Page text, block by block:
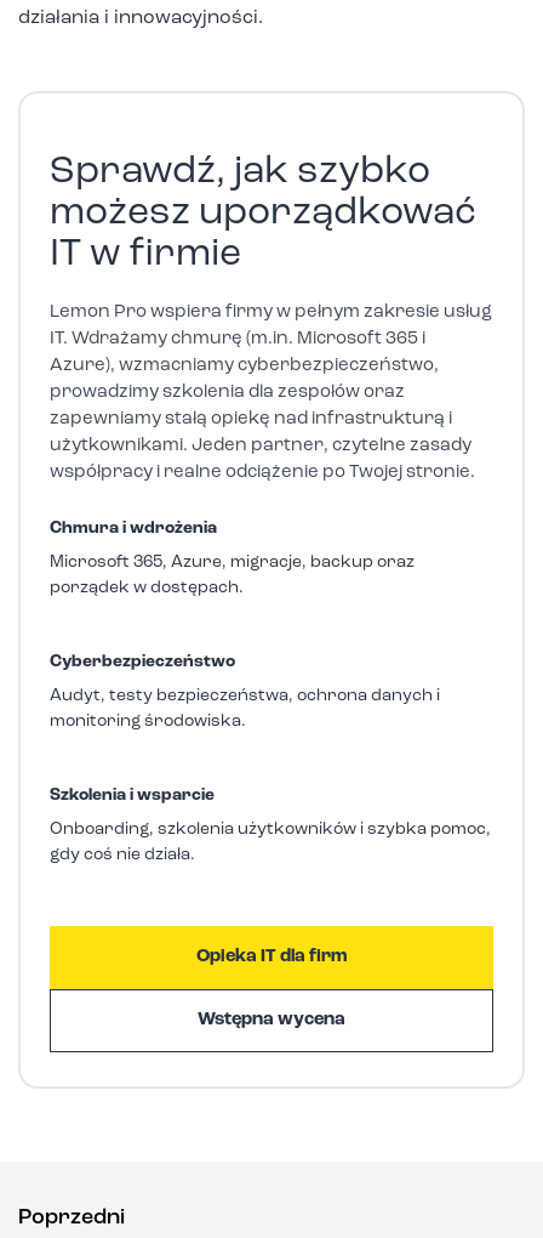
działania i innowacyjności.
Sprawdź, jak szybko
możesz uporządkować
IT w firmie
Lemon Pro wspiera firmy w pełnym zakresie usług
IT. Wdrażamy chmurę (m.in. Microsoft 365 i
Azure), wzmacniamy cyberbezpieczeństwo,
prowadzimy szkolenia dla zespołów oraz
zapewniamy stałą opiekę nad infrastrukturą i
użytkownikami. Jeden partner, czytelne zasady
współpracy i realne odciążenie po Twojej stronie.
Chmura i wdrożenia
Microsoft 365, Azure, migracje, backup oraz
porządek w dostępach.
Cyberbezpieczeństwo
Audyt, testy bezpieczeństwa, ochrona danych i
monitoring środowiska.
Szkolenia i wsparcie
Onboarding, szkolenia użytkowników i szybka pomoc,
gdy coś nie działa.
Opieka IT dla firm
Wstępna wycena
Poprzedni